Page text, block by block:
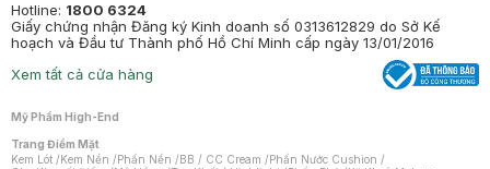
Hotline: 1800 6324
Giấy chứng nhận Đăng ký Kinh doanh số 0313612829 do Sở Kế
hoạch và Đầu tư Thành phố Hồ Chí Minh cấp ngày 13/01/2016
Xem tất cả cửa hàng
Mỹ Phẩm High-End
Trang Điểm Mặt
Kem Lót /Kem Nền /Phấn Nền /BB / CC Cream /Phấn Nước Cushion /